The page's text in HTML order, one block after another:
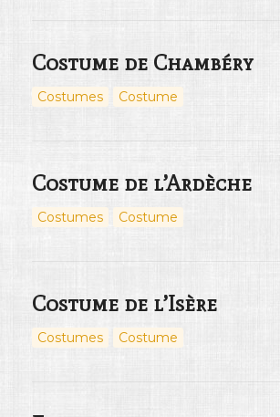
Costume de Chambéry
Costumes Costume
Costume de l’Ardèche
Costumes Costume
Costume de l’Isère
Costumes Costume